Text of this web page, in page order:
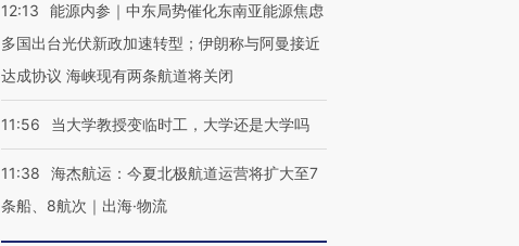
12:13
能源内参｜中东局势催化东南亚能源焦虑
多国出台光伏新政加速转型；伊朗称与阿曼接近
达成协议 海峡现有两条航道将关闭
11:56 当大学教授变临时工，大学还是大学吗
11:38
海杰航运：今夏北极航道运营将扩大至7
条船、8航次｜出海·物流